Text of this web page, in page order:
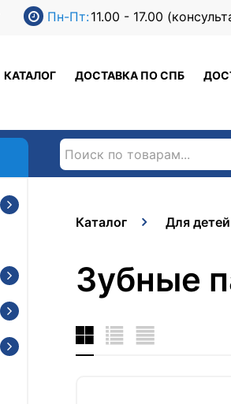
Пн-Пт:11.00 - 17.00
КАТАЛОГ ДОСТАВКА ПО СПБ
Каталог Для детей
Зубные